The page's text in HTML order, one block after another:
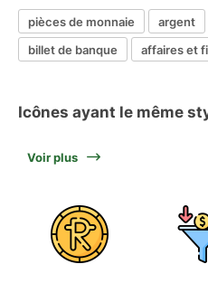
pièces de monnaie argent
billet de banque
affaires et
Icônes ayant le même
Voir plus